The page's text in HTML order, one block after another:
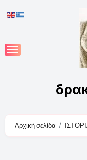
to
Αρχική σελίδα